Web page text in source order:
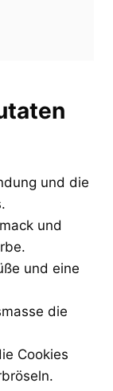
und die
und
und eine
die
Cookies